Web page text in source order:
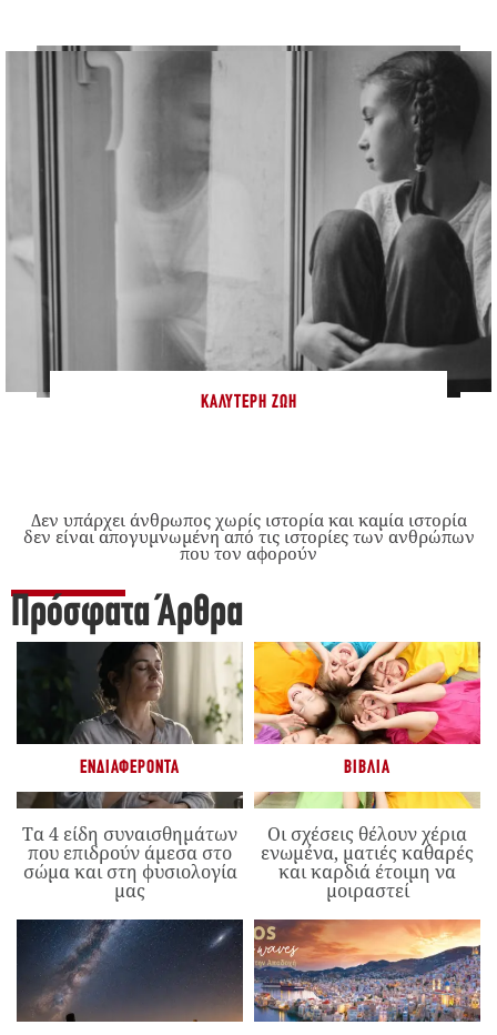
ΚΑΛΎΤΕΡΗ ΖΩΉ
Δεν υπάρχει άνθρωπος χωρίς ιστορία και καμία ιστορία
δεν είναι απογυμνωμένη από τις ιστορίες των ανθρώπων
που τον αφορούν
Πρόσφατα Άρθρα
ΕΝΔΙΑΦΈΡΟΝΤΑ
Τα 4 είδη συναισθημάτων
που επιδρούν άμεσα στο
σώμα και στη φυσιολογία
μας
ΒΙΒΛΊΑ
Οι σχέσεις θέλουν χέρια
ενωμένα, ματιές καθαρές
και καρδιά έτοιμη να
μοιραστεί